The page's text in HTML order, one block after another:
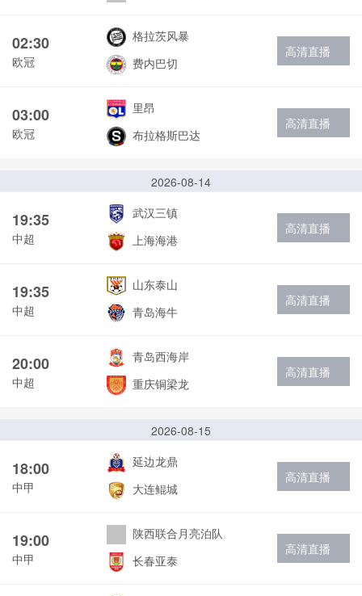
02:30
欧冠
格拉茨风暴
费内巴切
高清直播
03:00
欧冠
里昂
布拉格斯巴达
高清直播
2026-08-14
19:35
中超
武汉三镇
上海海港
高清直播
19:35
中超
山东泰山
青岛海牛
高清直播
20:00
中超
青岛西海岸
重庆铜梁龙
高清直播
2026-08-15
18:00
中甲
延边龙鼎
大连鲲城
高清直播
19:00
中甲
陕西联合月亮泊队
长春亚泰
高清直播